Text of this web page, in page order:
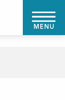
MENU